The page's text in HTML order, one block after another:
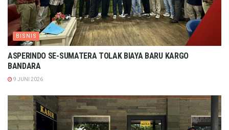
BISNIS
ASPERINDO SE-SUMATERA TOLAK BIAYA BARU KARGO
BANDARA
9 JUNI 2026